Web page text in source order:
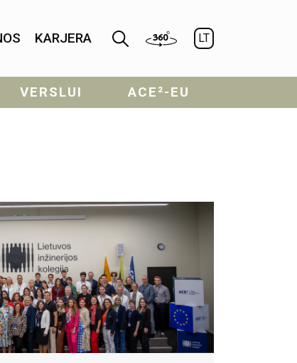
KARJERA LT
VERSLUI ACE²-EU